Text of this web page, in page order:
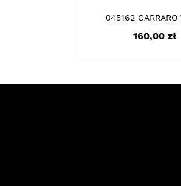
045162 CARRARO
Cena
160,00 zł